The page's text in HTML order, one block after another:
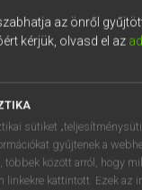
KERESÉS
szótár
kiegyenlítőkamra
az önről
kérjük, olvasd el az
sütiket
gyűjtenek a
többek között arról, hogy
linkekre kattintott. Ezek az
8 9 ö
u i o
k l
m , .